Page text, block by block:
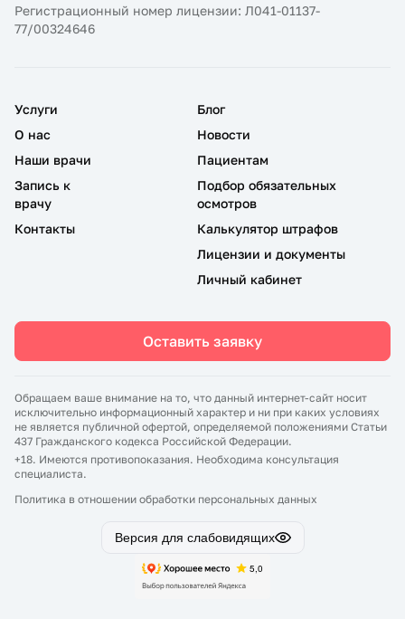
Регистрационный номер лицензии: Л041-01137-
77/00324646
Услуги
О нас
Наши врачи
Запись к
врачу
Контакты
Блог
Новости
Пациентам
Подбор обязательных
осмотров
Калькулятор штрафов
Лицензии и документы
Личный кабинет
Оставить заявку
Обращаем ваше внимание на то, что данный интернет-сайт носит
исключительно информационный характер и ни при каких условиях
не является публичной офертой, определяемой положениями Статьи
437 Гражданского кодекса Российской Федерации.
+18. Имеются противопоказания. Необходима консультация
специалиста.
Политика в отношении обработки персональных данных
Версия для слабовидящих